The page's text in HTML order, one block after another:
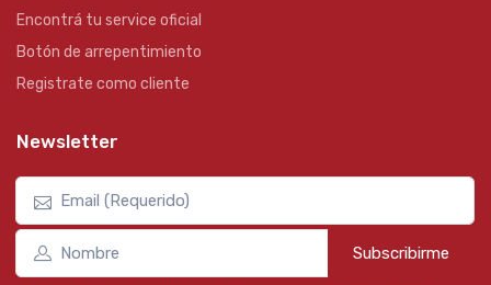
Encontrá tu service oficial
Botón de arrepentimiento
Registrate como cliente
Newsletter
Subscribirme